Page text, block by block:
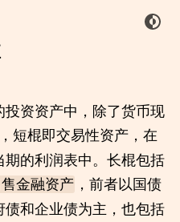
资资产中，除了货币现
，短棍即交易性资产，在
的利润表中。长棍包括
金融资产 ，前者以国债
和企业债为主，也包括